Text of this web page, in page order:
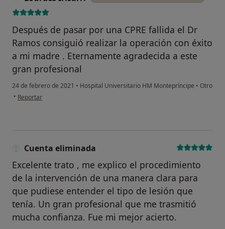
Después de pasar por una CPRE fallida el Dr
Ramos consiguió realizar la operación con éxito
a mi madre . Eternamente agradecida a este
gran profesional
24 de febrero de 2021 • Hospital Universitario HM Montepríncipe • Otro
• en opinión del usuario Lourdes Irisarri
Reportar
Cuenta eliminada
Excelente trato , me explico el procedimiento
de la intervención de una manera clara para
que pudiese entender el tipo de lesión que
tenía. Un gran profesional que me trasmitió
mucha confianza. Fue mi mejor acierto.